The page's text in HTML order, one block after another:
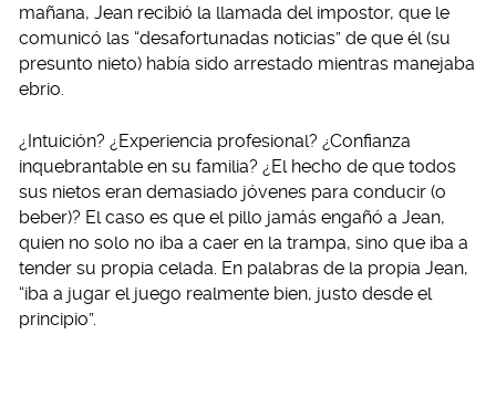
mañana, Jean recibió la llamada del impostor, que le
comunicó las “desafortunadas noticias” de que él (su
presunto nieto) había sido arrestado mientras manejaba
ebrio.
¿Intuición? ¿Experiencia profesional? ¿Confianza
inquebrantable en su familia? ¿El hecho de que todos
sus nietos eran demasiado jóvenes para conducir (o
beber)? El caso es que el pillo jamás engañó a Jean,
quien no solo no iba a caer en la trampa, sino que iba a
tender su propia celada. En palabras de la propia Jean,
“iba a jugar el juego realmente bien, justo desde el
principio”.